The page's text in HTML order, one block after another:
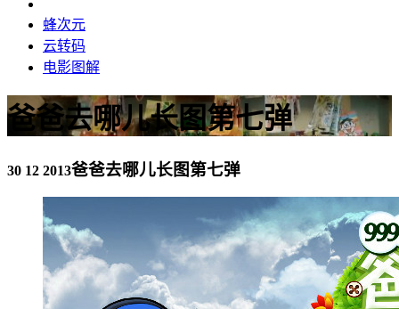
蜂次元
云转码
电影图解
爸爸去哪儿长图第七弹
30 12 2013爸爸去哪儿长图第七弹